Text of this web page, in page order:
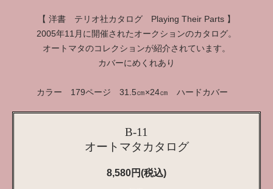
【 洋書 テリオ社カタログ Playing Their Parts 】
2005年11月に開催されたオークションのカタログ。
オートマタのコレクションが紹介されています。
カバーにめくれあり
カラー 179ページ 31.5㎝×24㎝ ハードカバー
B-11
オートマタカタログ
8,580円(税込)